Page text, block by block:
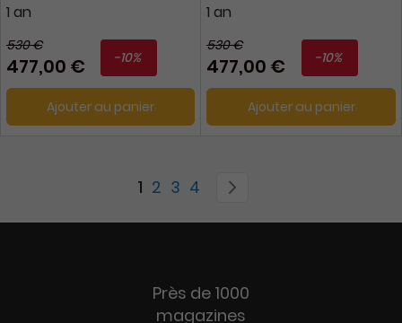
1 an
530 €
477,00 € -10%
Ajouter au panier
1 an
530 €
477,00 € -10%
Ajouter au panier
Page
You're currently reading page
1 Page
2 Page
3 Page
4
Près de 1000
magazines